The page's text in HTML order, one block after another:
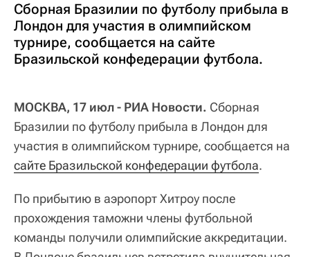
Сборная Бразилии по футболу прибыла в
Лондон для участия в олимпийском
турнире, сообщается на сайте
Бразильской конфедерации футбола.
МОСКВА, 17 июл - РИА Новости. Сборная
Бразилии по футболу прибыла в Лондон для
участия в олимпийском турнире, сообщается на
сайте Бразильской конфедерации футбола.
По прибытию в аэропорт Хитроу после
прохождения таможни члены футбольной
команды получили олимпийские аккредитации.